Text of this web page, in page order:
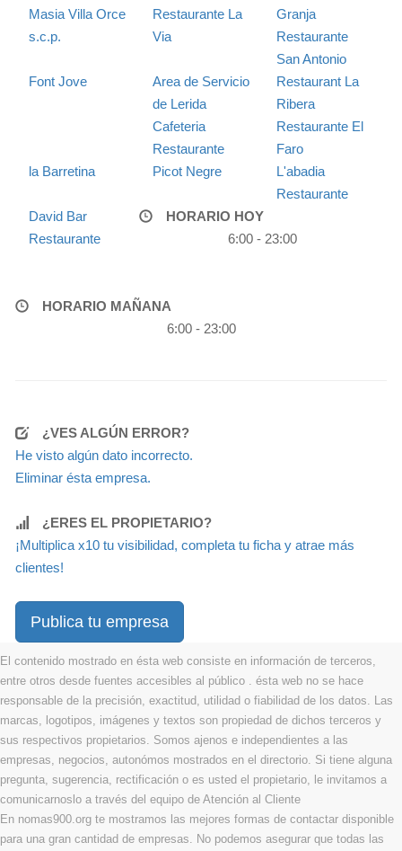
Masia Villa Orce
s.c.p.
Restaurante La
Via
Granja
Restaurante
San Antonio
Font Jove
Area de Servicio
de Lerida
Cafeteria
Restaurante
Restaurant La
Ribera
Restaurante El
Faro
la Barretina
Picot Negre
L'abadia
Restaurante
David Bar
Restaurante
HORARIO HOY
6:00 - 23:00
HORARIO MAÑANA
6:00 - 23:00
¿VES ALGÚN ERROR?
He visto algún dato incorrecto.
Eliminar ésta empresa.
¿ERES EL PROPIETARIO?
¡Multiplica x10 tu visibilidad, completa tu ficha y atrae más
clientes!
Publica tu empresa
El contenido mostrado en ésta web consiste en información de terceros,
entre otros desde fuentes accesibles al público . ésta web no se hace
responsable de la precisión, exactitud, utilidad o fiabilidad de los datos. Las
marcas, logotipos, imágenes y textos son propiedad de dichos terceros y
sus respectivos propietarios. Somos ajenos e independientes a las
empresas, negocios, autonómos mostrados en el directorio. Si tiene alguna
pregunta, sugerencia, rectificación o es usted el propietario, le invitamos a
comunicarnoslo a través del equipo de Atención al Cliente
En nomas900.org te mostramos las mejores formas de contactar disponible
para una gran cantidad de empresas. No podemos asegurar que todas las